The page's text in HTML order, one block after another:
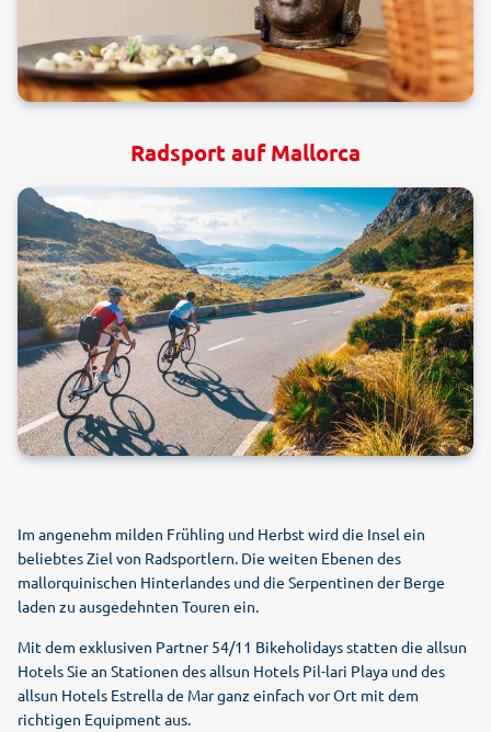
Radsport auf Mallorca
Im angenehm milden Frühling und Herbst wird die Insel ein
beliebtes Ziel von Radsportlern. Die weiten Ebenen des
mallorquinischen Hinterlandes und die Serpentinen der Berge
laden zu ausgedehnten Touren ein.
Mit dem exklusiven Partner 54/11 Bikeholidays statten die allsun
Hotels Sie an Stationen des allsun Hotels Pil-lari Playa und des
allsun Hotels Estrella de Mar ganz einfach vor Ort mit dem
richtigen Equipment aus.